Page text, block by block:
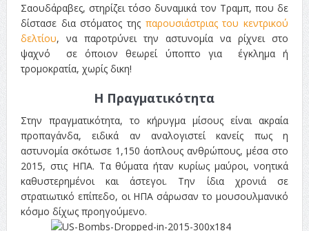
Σαουδάραβες, στηρίζει τόσο δυναμικά τον Τραμπ, που δε
δίστασε δια στόματος της παρουσιάστριας του κεντρικού
δελτίου, να παροτρύνει την αστυνομία να ρίχνει στο
ψαχνό σε όποιον θεωρεί ύποπτο για έγκλημα ή
τρομοκρατία, χωρίς δικη!
Η Πραγματικότητα
Στην πραγματικότητα, το κήρυγμα μίσους είναι ακραία
προπαγάνδα, ειδικά αν αναλογιστεί κανείς πως η
αστυνομία σκότωσε 1,150 άοπλους ανθρώπους, μέσα στο
2015, στις ΗΠΑ. Τα θύματα ήταν κυρίως μαύροι, νοητικά
καθυστερημένοι και άστεγοι. Την ίδια χρονιά σε
στρατιωτικό επίπεδο, οι ΗΠΑ σάρωσαν το μουσουλμανικό
κόσμο δίχως προηγούμενο.